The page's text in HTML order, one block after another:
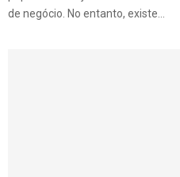
de negócio. No entanto, existe...